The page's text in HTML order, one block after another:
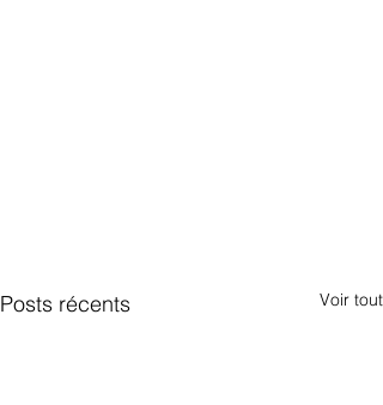
Posts récents Voir tout